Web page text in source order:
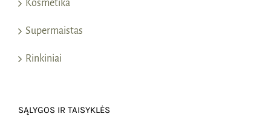
Kosmetika
Supermaistas
Rinkiniai
SĄLYGOS IR TAISYKLĖS